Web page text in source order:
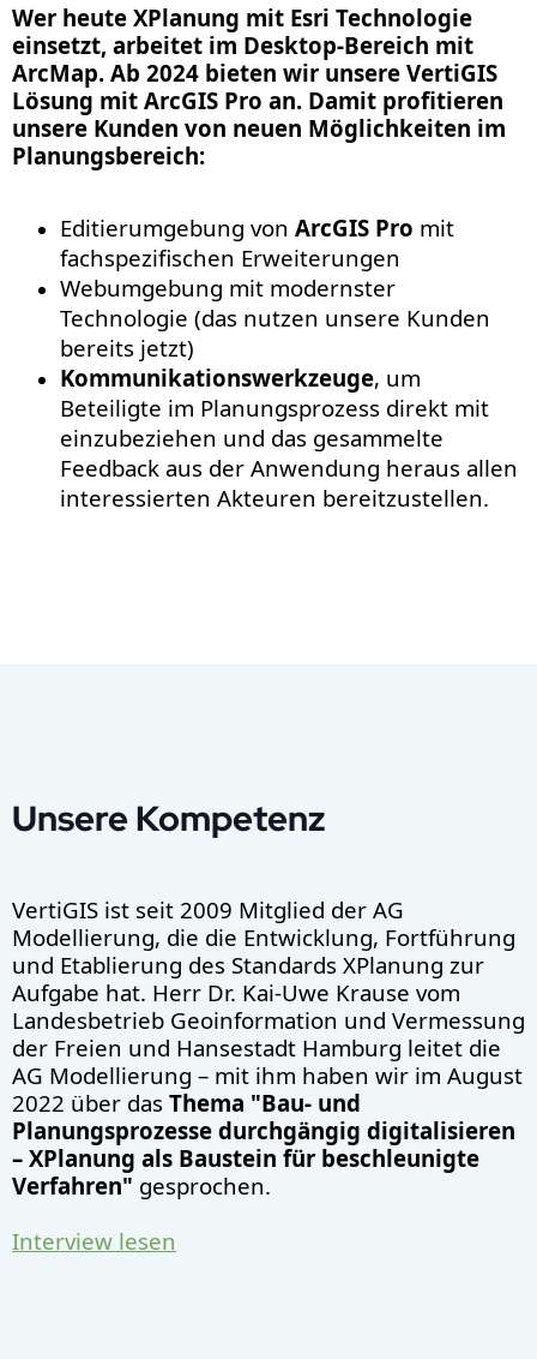
Wer heute XPlanung mit Esri Technologie
einsetzt, arbeitet im Desktop-Bereich mit
ArcMap. Ab 2024 bieten wir unsere VertiGIS
Lösung mit ArcGIS Pro an. Damit profitieren
unsere Kunden von neuen Möglichkeiten im
Planungsbereich:
Editierumgebung von ArcGIS Pro mit
fachspezifischen Erweiterungen
Webumgebung mit modernster
Technologie (das nutzen unsere Kunden
bereits jetzt)
Kommunikationswerkzeuge, um
Beteiligte im Planungsprozess direkt mit
einzubeziehen und das gesammelte
Feedback aus der Anwendung heraus allen
interessierten Akteuren bereitzustellen.
Unsere Kompetenz
VertiGIS ist seit 2009 Mitglied der AG
Modellierung, die die Entwicklung, Fortführung
und Etablierung des Standards XPlanung zur
Aufgabe hat. Herr Dr. Kai-Uwe Krause vom
Landesbetrieb Geoinformation und Vermessung
der Freien und Hansestadt Hamburg leitet die
AG Modellierung – mit ihm haben wir im August
2022 über das Thema "Bau- und
Planungsprozesse durchgängig digitalisieren
– XPlanung als Baustein für beschleunigte
Verfahren" gesprochen.
Interview lesen